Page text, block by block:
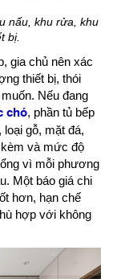
nấu, khu rửa, khu
bị.
gia chủ nên xác
thiết bị, thói
Nếu đang
chó, phần tủ bếp
gỗ, mặt đá,
kèm và mức độ
vì mỗi phương
Một báo giá chi
hơn, hạn chế
hợp với không